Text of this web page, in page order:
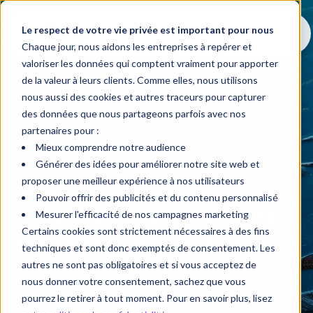
Le respect de votre vie privée est important pour nous
Chaque jour, nous aidons les entreprises à repérer et
valoriser les données qui comptent vraiment pour apporter
de la valeur à leurs clients. Comme elles, nous utilisons
nous aussi des cookies et autres traceurs pour capturer
des données que nous partageons parfois avec nos
partenaires pour :
Mieux comprendre notre audience
Générer des idées pour améliorer notre site web et
proposer une meilleur expérience à nos utilisateurs
Pouvoir offrir des publicités et du contenu personnalisé
Mesurer l'efficacité de nos campagnes marketing
Certains cookies sont strictement nécessaires à des fins
techniques et sont donc exemptés de consentement. Les
autres ne sont pas obligatoires et si vous acceptez de
nous donner votre consentement, sachez que vous
pourrez le retirer à tout moment. Pour en savoir plus, lisez
Blogue
Un blogue pour mettre les
choses en perspective
Bienvenue dansPerspective, un espace de partage